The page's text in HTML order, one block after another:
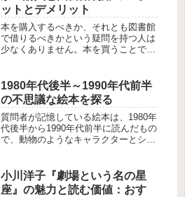
ットとデメリット
本を購入するべきか、それとも図書館
で借りるべきかという疑問を持つ人は
少なくありません。本を買うことで得
を選ぶべきかは人それぞれです。この
記事では、どちらの方法にもそれぞれ
の...
1980年代後半～1990年代前半
の不思議な絵本を探る
質問者が記憶している絵本は、1980年
代後半から1990年代前半に読んだもの
で、動物のようなキャラクターとシュ
るかのように紹介されるカタログ風の
内容が描かれており、ページご...
小川洋子『劇場という名の星
座』の魅力と読む価値：おす